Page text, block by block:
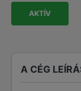
AKTÍV
A CÉG